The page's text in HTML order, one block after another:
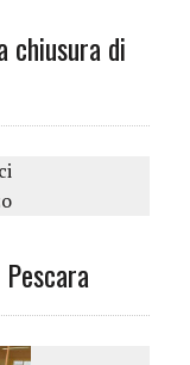
chiusura di